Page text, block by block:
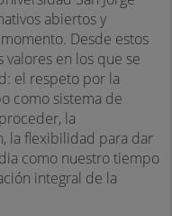
abiertos y
Desde estos
en los que se
el respeto por la
como sistema de
la
la flexibilidad para dar
como nuestro tiempo
integral de la